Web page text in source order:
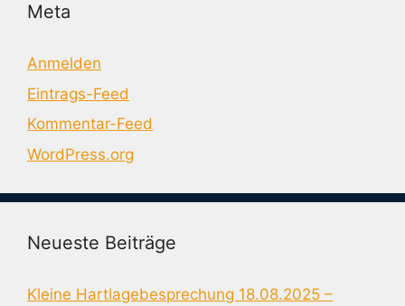
Meta
Anmelden
Eintrags-Feed
Kommentar-Feed
WordPress.org
Neueste Beiträge
Kleine Hartlagebesprechung 18.08.2025 –